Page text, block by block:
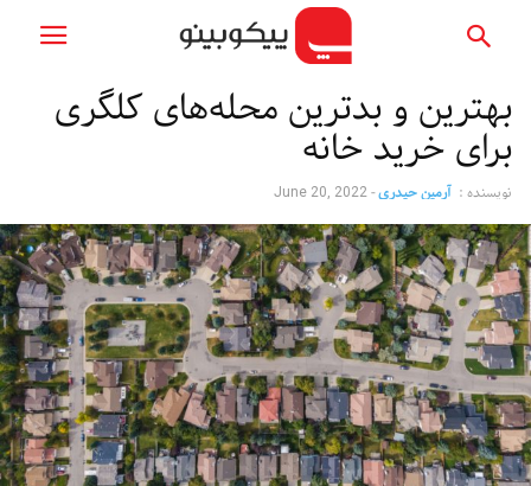
بهترین و بدترین محله‌های کلگری
برای خرید خانه
نویسنده : آرمین حیدری-
June 20, 2022